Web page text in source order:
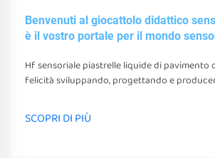
Benvenuti al giocattolo didattico
è il vostro portale per il mondo
Hf sensoriale piastrelle liquide di pavimento
felicità sviluppando, progettando e
e attrezzature non possono solo stimolare i
SCOPRI DI PIÙ